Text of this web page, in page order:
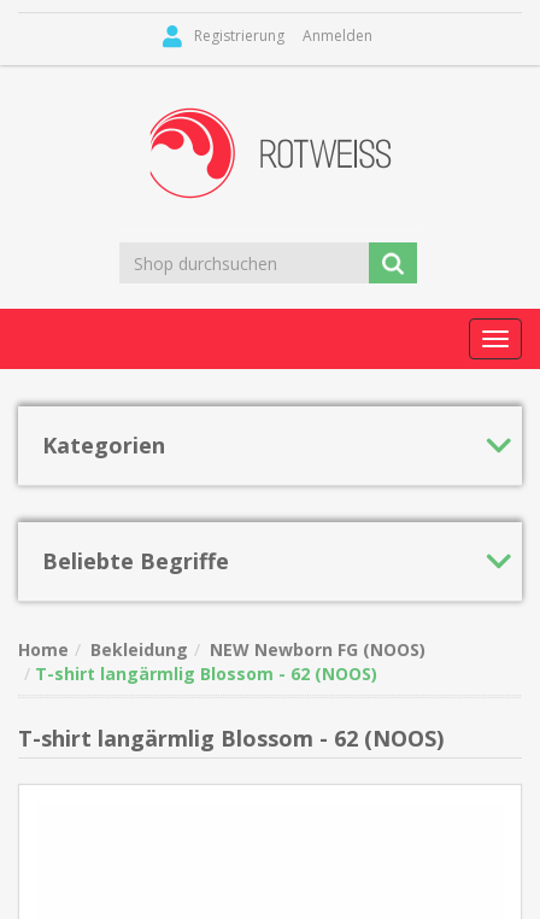
Registrierung Anmelden
Kategorien
Beliebte Begriffe
Home Bekleidung
NEW Newborn FG (NOOS)
T-shirt langärmlig Blossom - 62 (NOOS)
T-shirt langärmlig Blossom - 62 (NOOS)